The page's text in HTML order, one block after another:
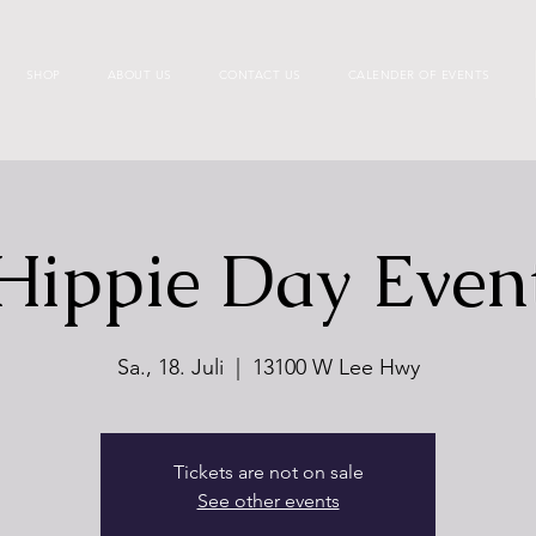
CONTACT US CALENDER OF EVENTS
Day
Sa., 18. Juli 13100 W Lee Hwy
Tickets are not on sale
See other events